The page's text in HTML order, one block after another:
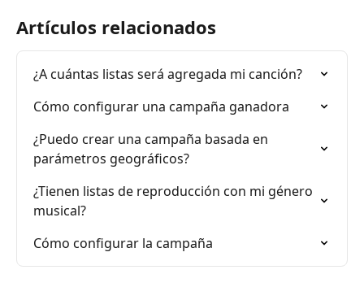
Artículos relacionados
¿A cuántas listas será agregada mi canción?
Cómo configurar una campaña ganadora
¿Puedo crear una campaña basada en
parámetros geográficos?
¿Tienen listas de reproducción con mi género
musical?
Cómo configurar la campaña